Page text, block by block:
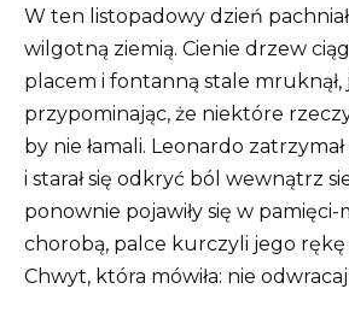
W ten listopadowy dzień pachniał
wilgotną ziemią. Cienie drzew
placem i fontanną stale mruknął,
przypominając, że niektóre
by nie łamali. Leonardo zatrzymał
i starał się odkryć ból wewnątrz
ponownie pojawiły się w pamięci-
chorobą, palce kurczyli jego rękę z
Chwyt, która mówiła: nie